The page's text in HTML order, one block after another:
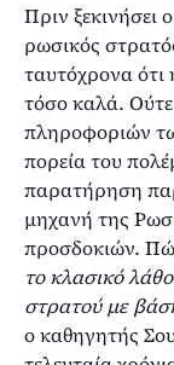
Πριν ξεκινήσει
ρωσικός
ταυτόχρονα
τόσο καλά. Ούτε
πληροφοριών
πορεία του
παρατήρηση
μηχανή της
προσδοκιών.
το κλασικό
στρατού με
ο καθηγητής